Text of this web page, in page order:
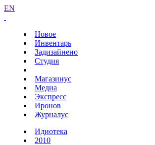
EN
Новое
Инвентарь
Задизайнено
Студия
Магазинус
Медиа
Экспресс
Иронов
Журналус
Идиотека
2010